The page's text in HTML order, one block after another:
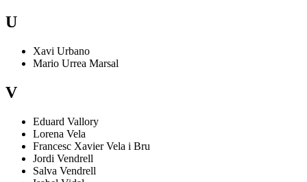
U
Xavi Urbano
Mario Urrea Marsal
V
Eduard Vallory
Lorena Vela
Francesc Xavier Vela i Bru
Jordi Vendrell
Salva Vendrell